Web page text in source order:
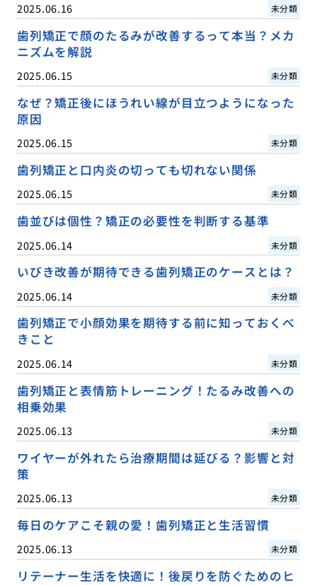
2025.06.16 未分類
歯列矯正で顔のたるみが改善するって本当？メカ
ニズムを解説
2025.06.15 未分類
なぜ？矯正後にほうれい線が目立つようになった
原因
2025.06.15 未分類
歯列矯正と口内炎の切っても切れない関係
2025.06.15 未分類
歯並びは個性？矯正の必要性を判断する基準
2025.06.14 未分類
いびき改善が期待できる歯列矯正のケースとは？
2025.06.14 未分類
歯列矯正で小顔効果を期待する前に知っておくべ
きこと
2025.06.14 未分類
歯列矯正と表情筋トレーニング！たるみ改善への
相乗効果
2025.06.13 未分類
ワイヤーが外れたら治療期間は延びる？影響と対
策
2025.06.13 未分類
毎日のケアこそ親の愛！歯列矯正と生活習慣
2025.06.13 未分類
リテーナー生活を快適に！後戻りを防ぐためのヒ